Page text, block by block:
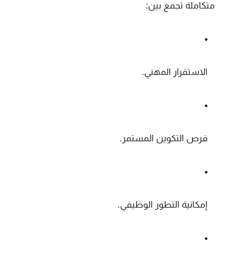
متكاملة تجمع بين:
الاستقرار المهني.
فرص التكوين المستمر .
إمكانية التطور الوظيفي.